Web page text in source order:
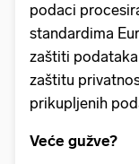
podaci
standardima
zaštiti
zaštitu
prikupljenih
Veće gužve?